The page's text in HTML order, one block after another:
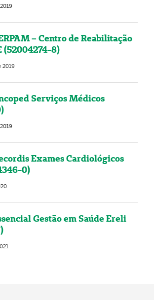
– Centro de Reabilitação
(52004274-8)
2019
Serviços Médicos
Exames Cardiológicos
0)
Gestão em Saúde Ereli